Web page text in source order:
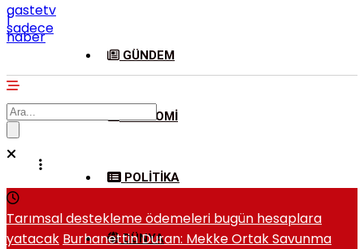
gastetv
|
sadece
haber
GÜNDEM
EKONOMI
POLITIKA
DÜNYA
Tarımsal destekleme ödemeleri bugün hesaplara
yatacak Burhanettin Duran: Mekke Ortak Savunma